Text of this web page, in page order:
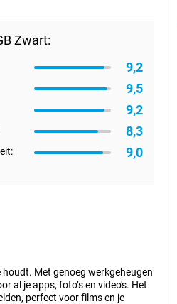
Zwart:
9,2
9,5
9,2
8,3
9,0
Met genoeg werkgeheugen
al je apps, foto’s en video's. Het
perfect voor films en je